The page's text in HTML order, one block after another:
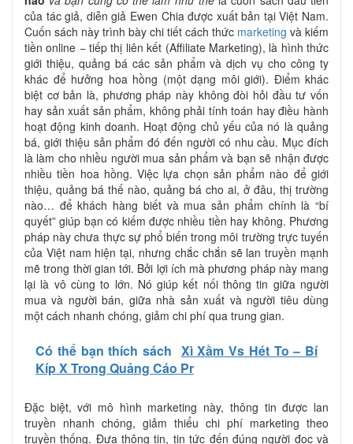
của tác giả, diễn giả Ewen Chia được xuất bản tại Việt Nam.
Cuốn sách này trình bày chi tiết cách thức marketing và kiếm
tiền online − tiếp thị liên kết (Affiliate Marketing), là hình thức
giới thiệu, quảng bá các sản phẩm và dịch vụ cho công ty
khác để hưởng hoa hồng (một dạng môi giới). Điểm khác
biệt cơ bản là, phương pháp này không đòi hỏi đầu tư vốn
hay sản xuất sản phẩm, không phải tính toán hay điều hành
hoạt động kinh doanh. Hoạt động chủ yếu của nó là quảng
bá, giới thiệu sản phẩm đó đến người có nhu cầu. Mục đích
là làm cho nhiều người mua sản phẩm và bạn sẽ nhận được
nhiều tiền hoa hồng. Việc lựa chọn sản phẩm nào để giới
thiệu, quảng bá thế nào, quảng bá cho ai, ở đâu, thị trường
nào… để khách hàng biết và mua sản phẩm chính là “bí
quyết” giúp bạn có kiếm được nhiều tiền hay không. Phương
pháp này chưa thực sự phổ biến trong môi trường trực tuyến
của Việt nam hiện tại, nhưng chắc chắn sẽ lan truyền mạnh
mẽ trong thời gian tới. Bởi lợi ích mà phương pháp này mang
lại là vô cùng to lớn. Nó giúp kết nối thông tin giữa người
mua và người bán, giữa nhà sản xuất và người tiêu dùng
một cách nhanh chóng, giảm chi phí qua trung gian.
Có thể bạn thích sách Xì Xầm Vs Hét To – Bí
Kíp X Trong Quảng Cáo Pr
Đặc biệt, với mô hình marketing này, thông tin được lan
truyền nhanh chóng, giảm thiểu chi phí marketing theo
truyền thống. Đưa thông tin, tin tức đến đúng người đọc và